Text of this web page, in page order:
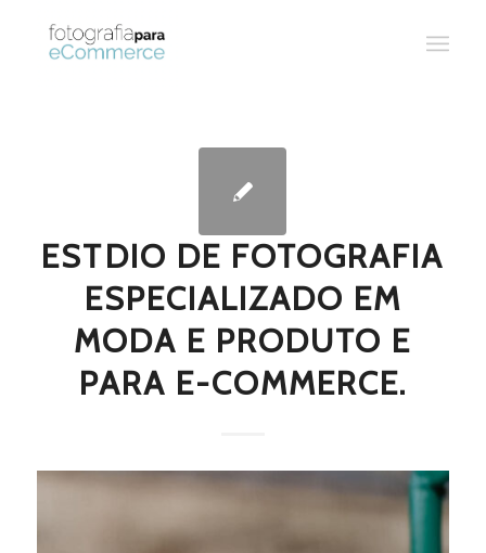
ESTDIO DE FOTOGRAFIA
ESPECIALIZADO EM
MODA E PRODUTO E
PARA E-COMMERCE.